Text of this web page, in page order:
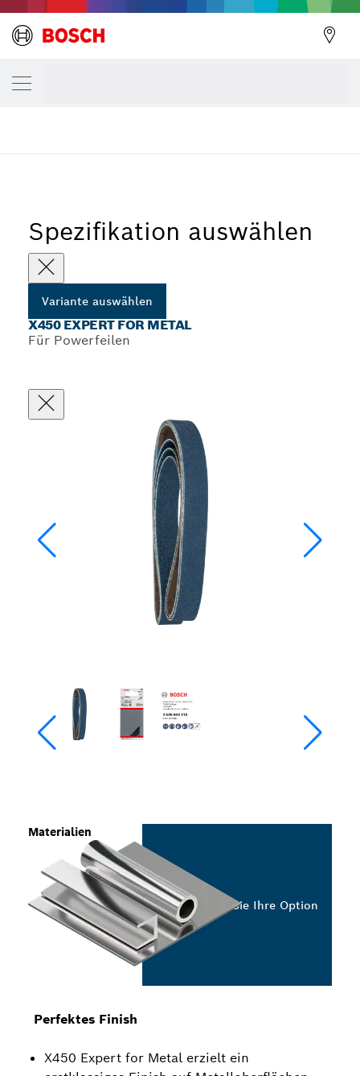
Spezifikation auswählen
Variante auswählen
X450 EXPERT FOR METAL
Für Powerfeilen
Perfektes Finish
X450 Expert for Metal erzielt ein
Materialien
Wählen Sie Ihre Option
DEINE AUSGEWÄHLTE VARIANTE